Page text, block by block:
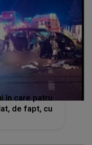
în care patru
de fapt, cu